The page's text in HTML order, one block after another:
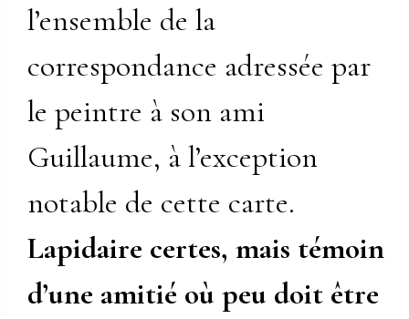
l’ensemble de la
correspondance adressée par
le peintre à son ami
Guillaume, à l’exception
notable de cette carte.
Lapidaire certes, mais témoin
d’une amitié où peu doit être